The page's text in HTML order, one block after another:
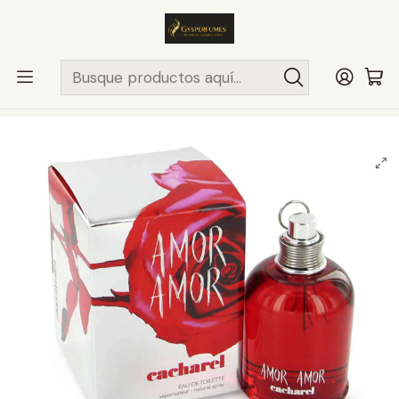
en compras hasta las 13Hrs, valido solo en
Comunas ..>>
Inicio PERFUMES Y COLONIAS CACHAREL
MUJER
AMOR AMOR 100ML EDT